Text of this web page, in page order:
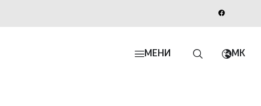
МЕНИ MK